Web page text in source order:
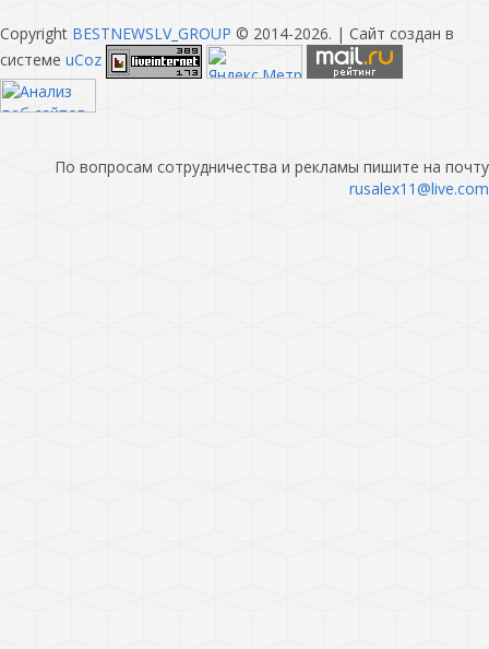
Copyright BESTNEWSLV_GROUP © 2014-2026. | Сайт создан в
системе uCoz
По вопросам сотрудничества и рекламы пишите на почту
rusalex11@live.com